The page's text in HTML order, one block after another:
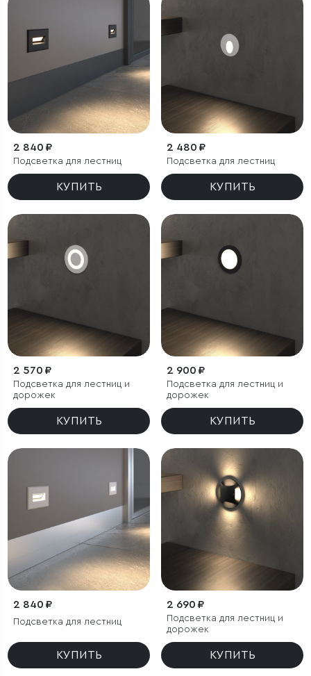
2 840 ₽
Подсветка для лестниц
КУПИТЬ
2 480 ₽
Подсветка для лестниц
КУПИТЬ
2 570 ₽
Подсветка для лестниц и
дорожек
КУПИТЬ
2 900 ₽
Подсветка для лестниц и
дорожек
КУПИТЬ
2 840 ₽
Подсветка для лестниц
КУПИТЬ
2 690 ₽
Подсветка для лестниц и
дорожек
КУПИТЬ